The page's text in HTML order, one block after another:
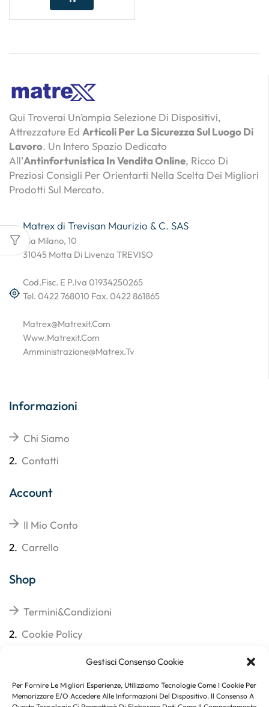
Gestisci Consenso Cookie
Per Fornire Le Migliori Esperienze, Utilizziamo Tecnologie Come I Cookie Per
Memorizzare E/o Accedere Alle Informazioni Del Dispositivo. Il Consenso A
Qui Troverai Un’ampia Selezione Di Dispositivi,
Attrezzature Ed Articoli Per La Sicurezza Sul Luogo Di
Lavoro. Un Intero Spazio Dedicato
All’Antinfortunistica In Vendita Online, Ricco Di
Preziosi Consigli Per Orientarti Nella Scelta Dei Migliori
Prodotti Sul Mercato.
Matrex di Trevisan Maurizio & C. SAS
Via Milano, 10
31045 Motta Di Livenza TREVISO
Cod.Fisc. E P.Iva 01934250265
Tel. 0422 768010 Fax. 0422 861865
Matrex@matrexit.com
Www.matrexit.com
Amministrazione@matrex.tv
Informazioni
Chi Siamo
2. Contatti
Account
Il Mio Conto
2. Carrello
Shop
Termini&Condizioni
2. Cookie Policy